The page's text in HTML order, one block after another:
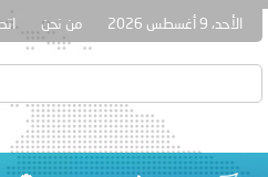
الأحد، 9 أغسطس 2026 من نحن
تنظم حملة للتبرع بالدم في منطقة الظفرة تعزيزا